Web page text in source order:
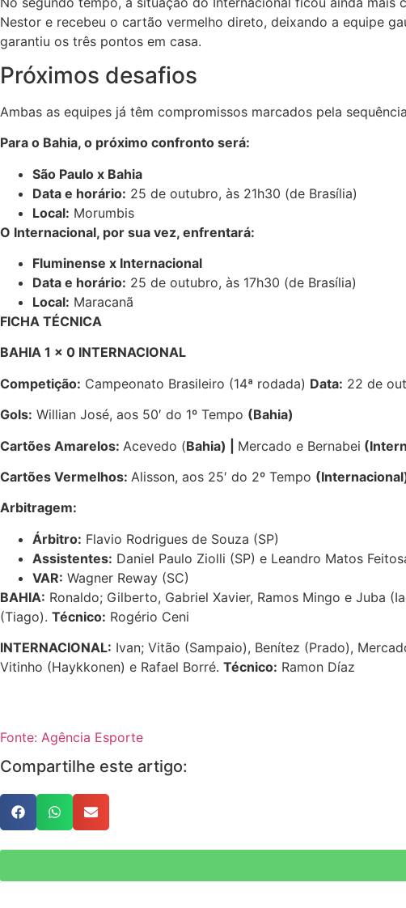
Nestor e recebeu o cartão vermelho direto, deixando a equipe
garantiu os três pontos em casa.
Próximos desafios
Ambas as equipes já têm compromissos marcados pela
Para o Bahia, o próximo confronto será:
São Paulo x Bahia
Data e horário: 25 de outubro, às 21h30 (de Brasília)
Local: Morumbis
O Internacional, por sua vez, enfrentará:
Fluminense x Internacional
Data e horário: 25 de outubro, às 17h30 (de Brasília)
Local: Maracanã
FICHA TÉCNICA
BAHIA 1 x 0 INTERNACIONAL
Competição: Campeonato Brasileiro (14ª rodada) Data: 22 de
Gols: Willian José, aos 50′ do 1º Tempo (Bahia)
Cartões Amarelos: Acevedo (Bahia) | Mercado e Bernabei
Cartões Vermelhos: Alisson, aos 25′ do 2º Tempo
Arbitragem:
Árbitro: Flavio Rodrigues de Souza (SP)
Assistentes: Daniel Paulo Ziolli (SP) e Leandro Matos
VAR: Wagner Reway (SC)
BAHIA: Ronaldo; Gilberto, Gabriel Xavier, Ramos Mingo e Juba
(Tiago). Técnico: Rogério Ceni
INTERNACIONAL: Ivan; Vitão (Sampaio), Benítez (Prado),
Vitinho (Haykkonen) e Rafael Borré. Técnico: Ramon Díaz
Fonte: Agência Esporte
Compartilhe este artigo: